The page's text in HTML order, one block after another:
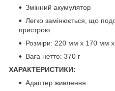
Змінний акумулятор
Легко замінюється, що
пристрою.
Розміри: 220 мм x 170 мм
Вага нетто: 370 г
ХАРАКТЕРИСТИКИ:
Адаптер живлення: